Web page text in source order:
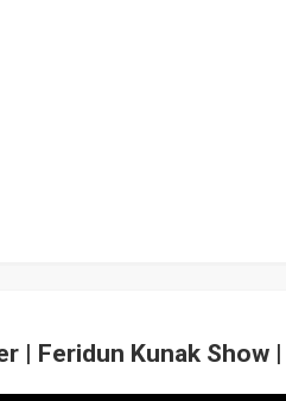
| Feridun Kunak Show